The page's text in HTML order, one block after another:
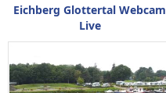
Eichberg Glottertal Webcam
Live